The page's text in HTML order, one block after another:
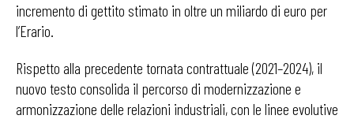
incremento di gettito stimato in oltre un miliardo di euro per
l’Erario.
Rispetto alla precedente tornata contrattuale (2021–2024), il
nuovo testo consolida il percorso di modernizzazione e
armonizzazione delle relazioni industriali, con le linee evolutive